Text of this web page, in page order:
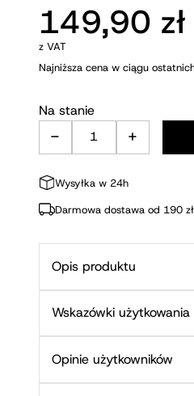
149,90 zł
z VAT
Najniższa cena w ciągu
Na stanie
ilość Wibrator z
- +
Wysyłka w 24h
Darmowa dostawa od 190 zł
Opis produktu
Wskazówki użytkowania
Opinie użytkowników